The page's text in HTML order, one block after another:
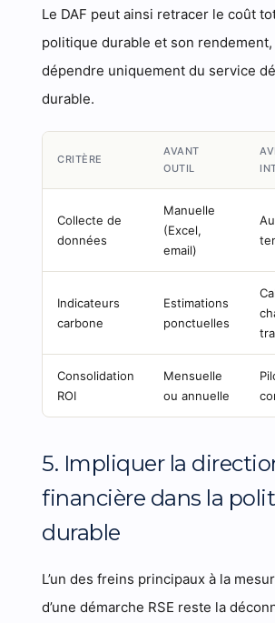
Le DAF peut ainsi retracer le coût
politique durable et son rendement,
dépendre uniquement du service
durable.
CRITÈRE
AVANT
OUTIL
Collecte de
données
Manuelle
(Excel,
email)
Indicateurs
carbone
Estimations
ponctuelles
Consolidation
ROI
Mensuelle
ou annuelle
5. Impliquer la
financière dans la
durable
L’un des freins principaux à la
d’une démarche RSE reste la